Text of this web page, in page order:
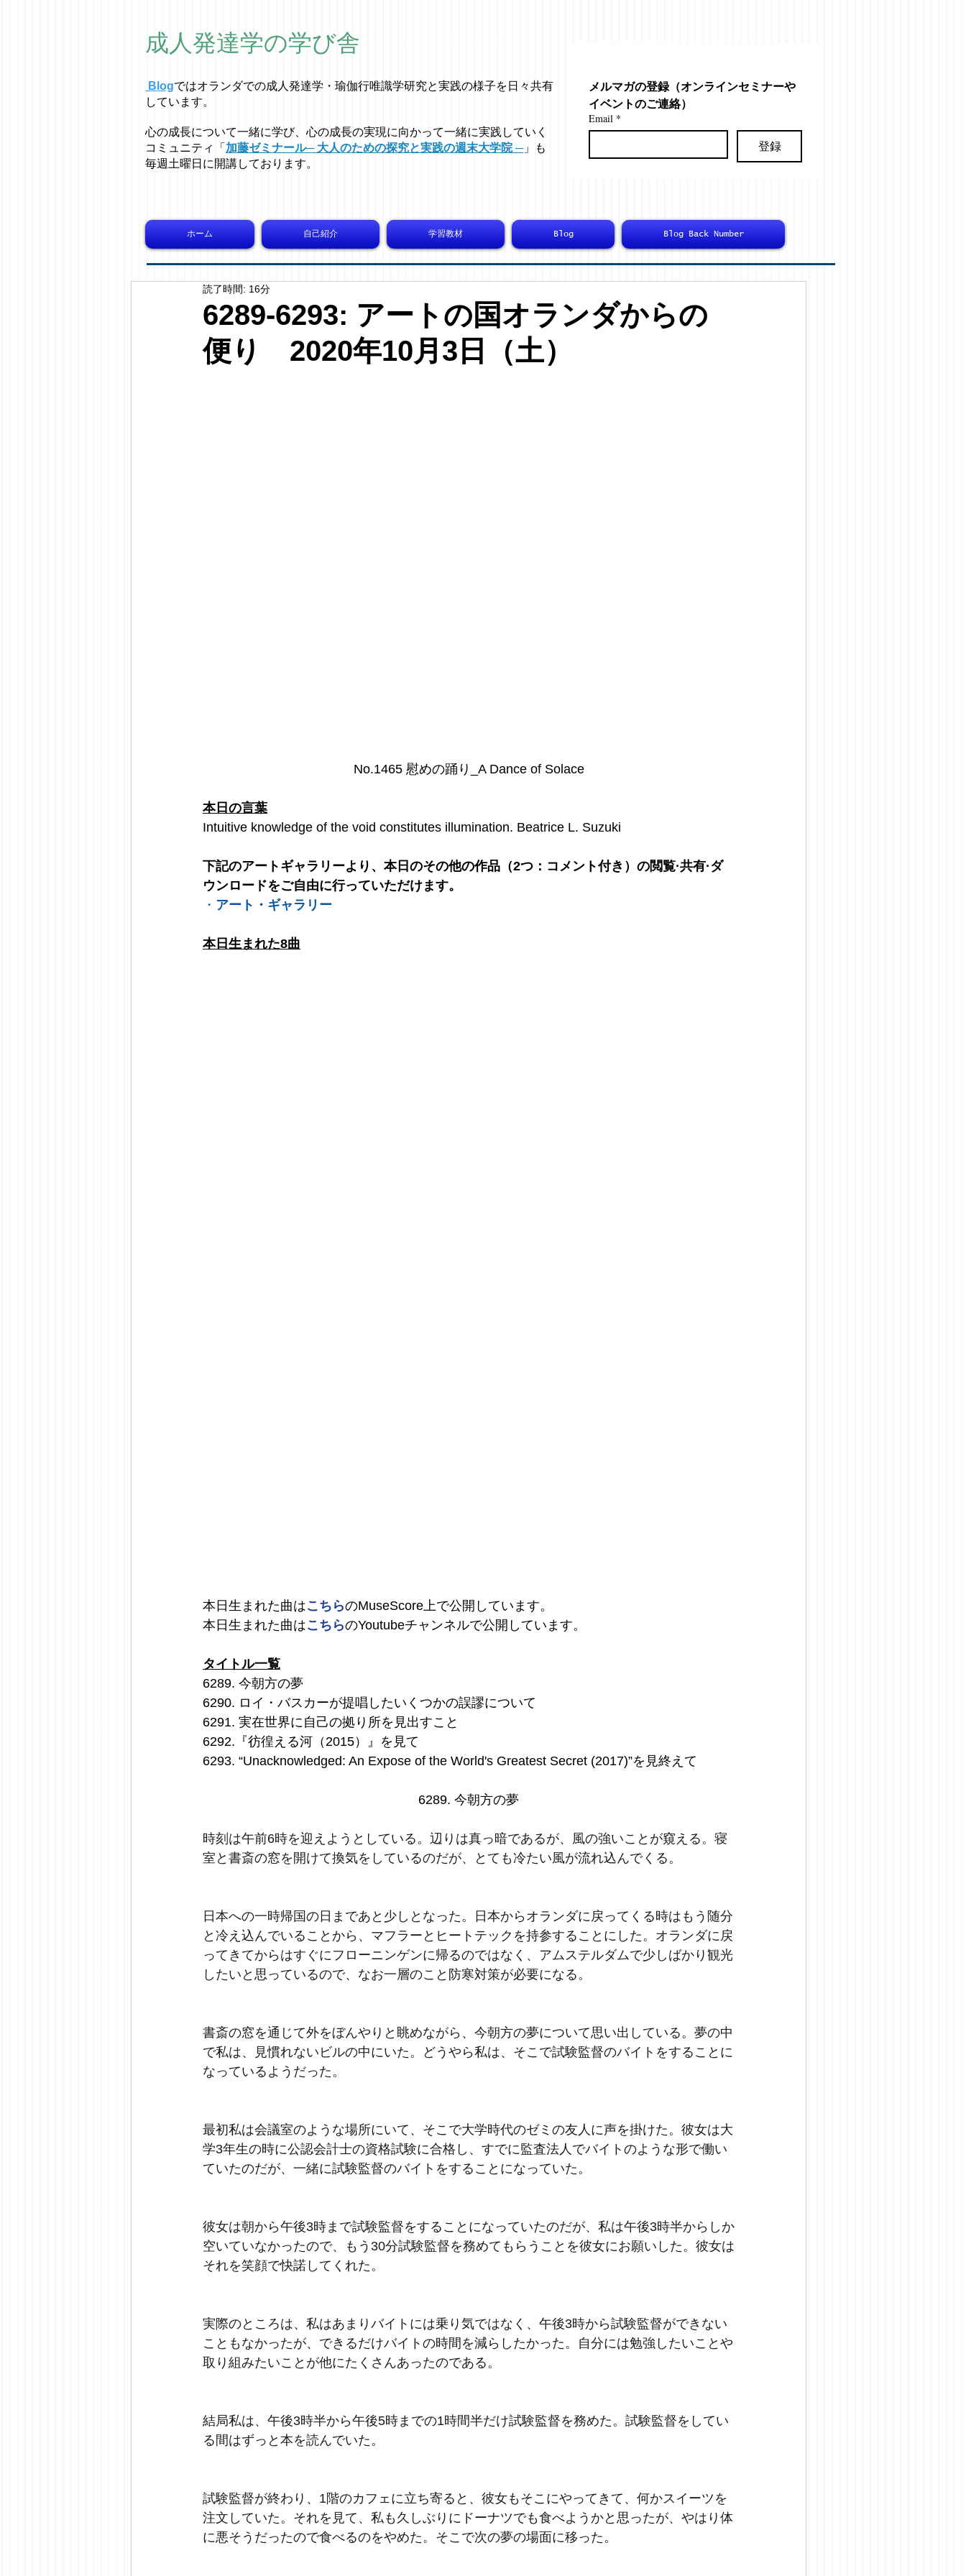
成人発達学の学び舎
Blogではオラ ンダでの成人発達学・ 瑜伽行唯識学研究と実践の様子を日々共有
しています。
心の成長について一緒に学び、心の成長の実現に向かって一緒に実践していく
コミュニティ「 加藤ゼミナール─ 大人のための探究と実践の週末大学院 ─」も
毎週土曜日に開講しております。
メルマガの登録（オンラインセミナーや
イベントのご連絡）
Email *
登録
ホーム 自己紹介 学習教材 Blog Blog Back Number
6289-6293: アートの国オランダからの
便り 2020年10月3日（土）
読了時間: 16分
No.1465 慰めの踊り_A Dance of Solace
本日の言葉
Intuitive knowledge of the void constitutes illumination. Beatrice L. Suzuki
下記のアートギャラリーより、本日のその他の作品（2つ：コメント付き）の閲覧·共有·ダ
ウンロードをご自由に行っていただけます。
・ アート・ギャラリー
本日生まれた8曲
本日生まれた曲はこちらのMuseScore上で公開しています。
本日生まれた曲はこちらのYoutubeチャンネルで公開しています。
タイトル一覧
6289. 今朝方の夢
6290. ロイ・バスカーが提唱したいくつかの誤謬について
6291. 実在世界に自己の拠り所を見出すこと
6292.『彷徨える河（2015）』を見て
6293. “Unacknowledged: An Expose of the World's Greatest Secret (2017)”を見終えて
6289. 今朝方の夢
時刻は午前6時を迎えようとしている。辺りは真っ暗であるが、風の強いことが窺える。寝
室と書斎の窓を開けて換気をしているのだが、とても冷たい風が流れ込んでくる。
日本への一時帰国の日まであと少しとなった。日本からオランダに戻ってくる時はもう随分
と冷え込んでいることから、マフラーとヒートテックを持参することにした。オランダに戻
ってきてからはすぐにフローニンゲンに帰るのではなく、アムステルダムで少しばかり観光
したいと思っているので、なお一層のこと防寒対策が必要になる。
書斎の窓を通じて外をぼんやりと眺めながら、今朝方の夢について思い出している。夢の中
で私は、見慣れないビルの中にいた。どうやら私は、そこで試験監督のバイトをすることに
なっているようだった。
最初私は会議室のような場所にいて、そこで大学時代のゼミの友人に声を掛けた。彼女は大
学3年生の時に公認会計士の資格試験に合格し、すでに監査法人でバイトのような形で働い
ていたのだが、一緒に試験監督のバイトをすることになっていた。
彼女は朝から午後3時まで試験監督をすることになっていたのだが、私は午後3時半からしか
空いていなかったので、もう30分試験監督を務めてもらうことを彼女にお願いした。彼女は
それを笑顔で快諾してくれた。
実際のところは、私はあまりバイトには乗り気ではなく、午後3時から試験監督ができない
こともなかったが、できるだけバイトの時間を減らしたかった。自分には勉強したいことや
取り組みたいことが他にたくさんあったのである。
結局私は、午後3時半から午後5時までの1時間半だけ試験監督を務めた。試験監督をしてい
る間はずっと本を読んでいた。
試験監督が終わり、 1階のカフェに立ち寄ると、彼女もそこにやってきて、何かスイーツを
注文していた。それを見て、私も久しぶりにドーナツでも食べようかと思ったが、やはり体
に悪そうだったので食べるのをやめた。そこで次の夢の場面に移った。